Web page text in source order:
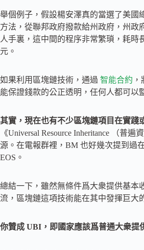
舉個例子，假設楊安澤真的當選了美國
方法，從聯邦政府撥款給州政府，州政
人手裏，這中間的程序非常繁瑣，耗時
元。
如果利用區塊鏈技術，通過 智能合約
能保證錢款的公正透明，任何人都可以
其實，現在也有不少區塊鏈項目在實踐
《Universal Resource Inheritance （普
源。在電報群裡，BM 也好幾次提到過
EOS。
總結一下，雖然無條件爲大衆提供基本
流，區塊鏈這項技術能在其中發揮巨大
你贊成 UBI，即國家應該爲普通大衆提